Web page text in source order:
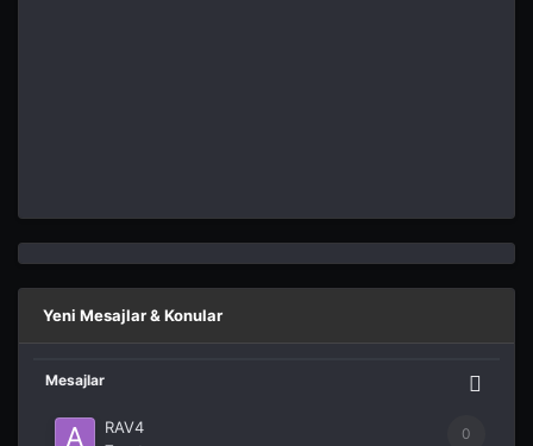
Yeni Mesajlar & Konular
Mesajlar
0
RAV4